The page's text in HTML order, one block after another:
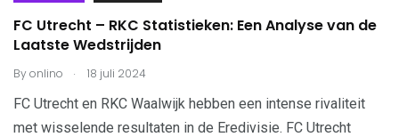
FC Utrecht – RKC Statistieken: Een Analyse van de
Laatste Wedstrijden
Byonlino . 18 juli 2024
FC Utrecht en RKC Waalwijk hebben een intense rivaliteit
met wisselende resultaten in de Eredivisie. FC Utrecht